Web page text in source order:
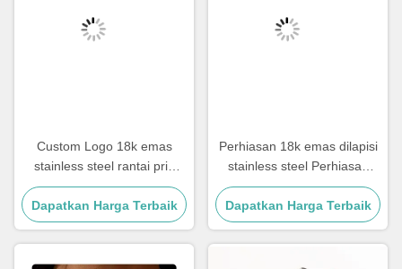
Custom Logo 18k emas
stainless steel rantai pria
Perhiasan Cross Pendant
Rantai
Dapatkan Harga Terbaik
Perhiasan 18k emas dilapisi
stainless steel Perhiasan
Wanita Choker Cross Kalung
20 Inch
Dapatkan Harga Terbaik